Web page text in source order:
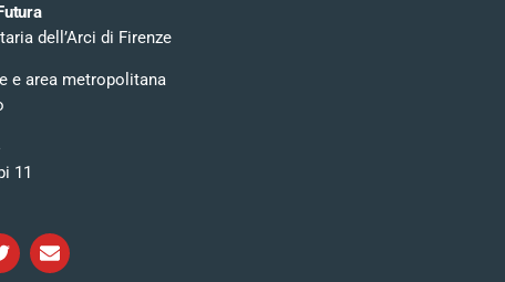
dell’Arci di Firenze
e area metropolitana
11